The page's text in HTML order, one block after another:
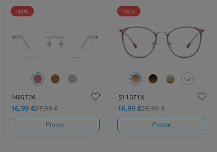
-39%
M85726
16,99 €27,99 €
Provar
-35%
S11071X
16,99 €25,99 €
Provar